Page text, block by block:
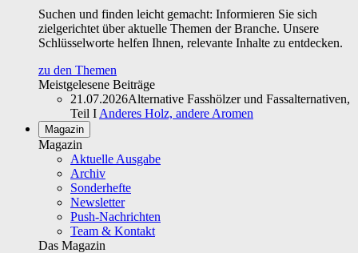
Suchen und finden leicht gemacht: Informieren Sie sich
zielgerichtet über aktuelle Themen der Branche. Unsere
Schlüsselworte helfen Ihnen, relevante Inhalte zu entdecken.
zu den Themen
Meistgelesene Beiträge
21.07.2026Alternative Fasshölzer und Fassalternativen,
Teil I Anderes Holz, andere Aromen
Magazin
Magazin
Aktuelle Ausgabe
Archiv
Sonderhefte
Newsletter
Push-Nachrichten
Team & Kontakt
Das Magazin